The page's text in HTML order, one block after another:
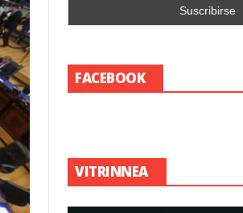
FACEBOOK
VITRINNEA